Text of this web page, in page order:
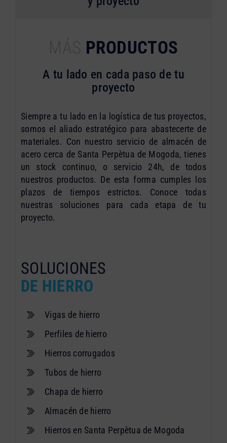
PRODUCTOS
A tu lado en cada paso de tu
proyecto
Siempre a tu lado en la logística de tus proyectos,
somos el aliado estratégico para abastecerte de
materiales. Con nuestro servicio de almacén de
acero cerca de Santa Perpètua de Mogoda, tienes
un stock continuo, o servicio 24h, de todos
nuestros productos. De esta forma cumples los
plazos de tiempos estrictos. Conoce todas
nuestras soluciones para cada etapa de tu
proyecto.
SOLUCIONES
DE HIERRO
Vigas de hierro
Perfiles de hierro
Hierros corrugados
Tubos de hierro
Chapa de hierro
Almacén de hierro
Hierros en Santa Perpètua de Mogoda